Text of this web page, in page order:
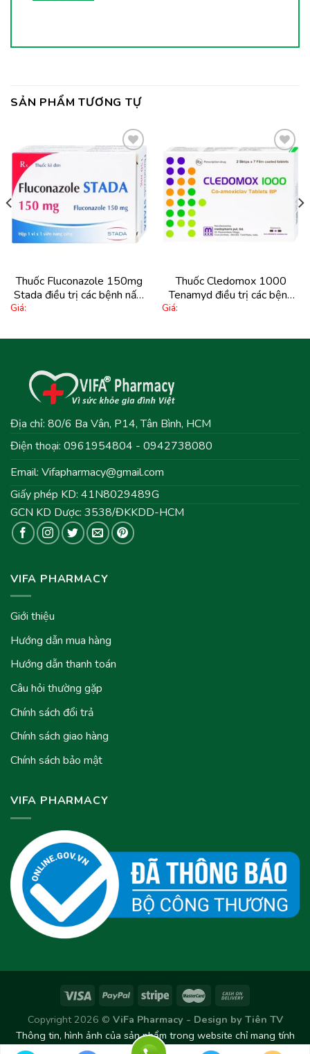
SẢN PHẨM TƯƠNG TỰ
Thuốc Fluconazole 150mg
Stada điều trị các bệnh nấm
Giá:
Thuốc Cledomox 1000
Tenamyd điều trị các bệnh
nhiễm khuẩn (2 vỉ x 7 viên)
Giá:
Địa chỉ: 80/6 Ba Vân, P14, Tân Bình, HCM
Điện thoại: 0961954804 - 0942738080
Email: Vifapharmacy@gmail.com
Giấy phép KD: 41N8029489G
GCN KD Dược: 3538/ĐKKDD-HCM
VIFA PHARMACY
Giới thiệu
Hướng dẫn mua hàng
Hướng dẫn thanh toán
Câu hỏi thường gặp
Chính sách đổi trả
Chính sách giao hàng
Chính sách bảo mật
VIFA PHARMACY
Copyright 2026 © ViFa Pharmacy - Design by Tiên TV
Thông tin, hình ảnh của sản phẩm trong website chỉ mang tính
chất tham khảo. Sản phẩm thực tế có thể thay đổi/chênh lệch